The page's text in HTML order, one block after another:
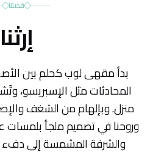
قصتنا
إرثنا
بدأ مقهى لوب كحلم بين
المحادثات مثل الإسبريسو،
منزل. وبإلهام من الشغف
وروحنا في تصميم ملجأ بلمسات
والشرفة المشمسة إلى دفء